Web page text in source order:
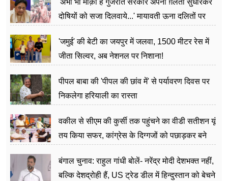
दोषियों को सजा दिलवाये...' मायावती ऊना दलितों पर
'जमुई' की बेटी का जयपुर में जलवा, 1500 मीटर रेस में
जीता सिल्वर, अब नेशनल पर निशाना!
पीपल बाबा की 'पीपल की छांव में' से पर्यावरण दिवस पर
निकलेगा हरियाली का रास्ता
वकील से सीएम की कुर्सी तक पहुंचने का वीडी सतीशन यूं
तय किया सफर, कांग्रेस के दिग्गजों को पछाड़कर बने
बंगाल चुनाव: राहुल गांधी बोलें- नरेंद्र मोदी देशभक्त नहीं,
बल्कि देशद्रोही हैं, US ट्रेड डील में हिन्दुस्तान को बेचने